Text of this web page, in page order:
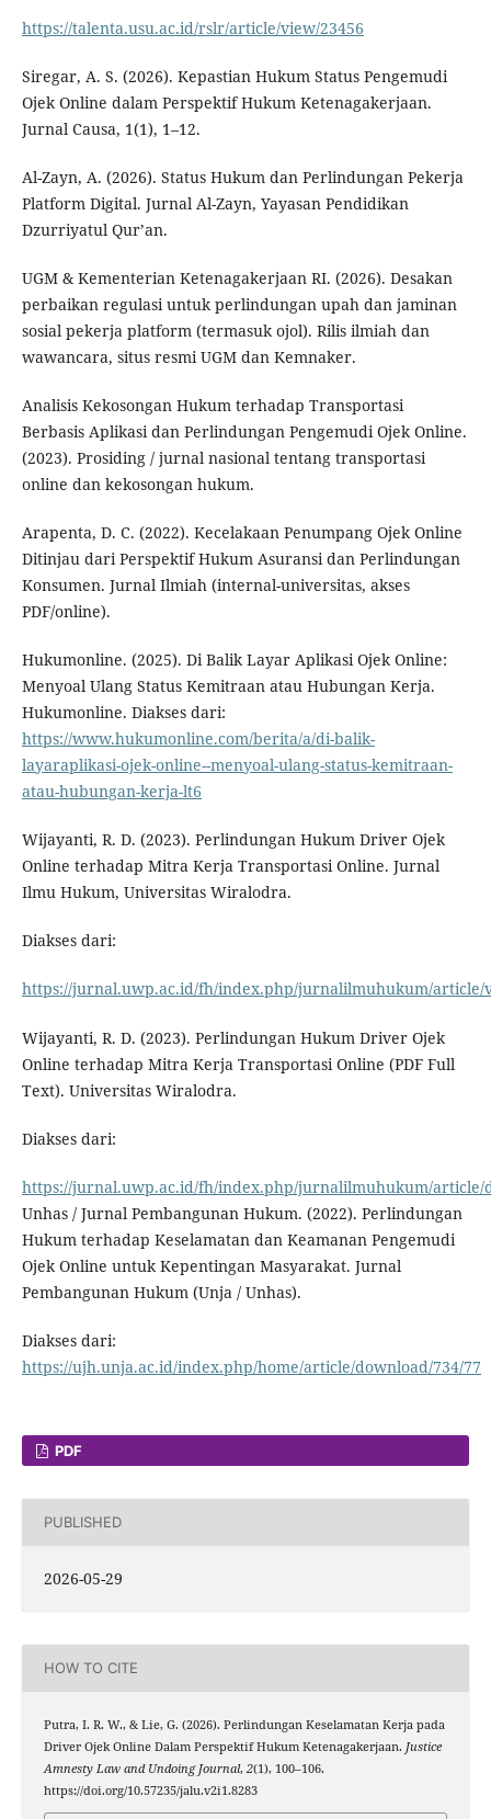
https://talenta.usu.ac.id/rslr/article/view/23456
Siregar, A. S. (2026). Kepastian Hukum Status Pengemudi
Ojek Online dalam Perspektif Hukum Ketenagakerjaan.
Jurnal Causa, 1(1), 1–12.
Al-Zayn, A. (2026). Status Hukum dan Perlindungan Pekerja
Platform Digital. Jurnal Al-Zayn, Yayasan Pendidikan
Dzurriyatul Qur’an.
UGM & Kementerian Ketenagakerjaan RI. (2026). Desakan
perbaikan regulasi untuk perlindungan upah dan jaminan
sosial pekerja platform (termasuk ojol). Rilis ilmiah dan
wawancara, situs resmi UGM dan Kemnaker.
Analisis Kekosongan Hukum terhadap Transportasi
Berbasis Aplikasi dan Perlindungan Pengemudi Ojek Online.
(2023). Prosiding / jurnal nasional tentang transportasi
online dan kekosongan hukum.
Arapenta, D. C. (2022). Kecelakaan Penumpang Ojek Online
Ditinjau dari Perspektif Hukum Asuransi dan Perlindungan
Konsumen. Jurnal Ilmiah (internal-universitas, akses
PDF/online).
Hukumonline. (2025). Di Balik Layar Aplikasi Ojek Online:
Menyoal Ulang Status Kemitraan atau Hubungan Kerja.
Hukumonline. Diakses dari:
https://www.hukumonline.com/berita/a/di-balik-
layaraplikasi-ojek-online--menyoal-ulang-status-kemitraan-
atau-hubungan-kerja-lt6
Wijayanti, R. D. (2023). Perlindungan Hukum Driver Ojek
Online terhadap Mitra Kerja Transportasi Online. Jurnal
Ilmu Hukum, Universitas Wiralodra.
Diakses dari:
https://jurnal.uwp.ac.id/fh/index.php/jurnalilmuhukum/article/
Wijayanti, R. D. (2023). Perlindungan Hukum Driver Ojek
Online terhadap Mitra Kerja Transportasi Online (PDF Full
Text). Universitas Wiralodra.
Diakses dari:
https://jurnal.uwp.ac.id/fh/index.php/jurnalilmuhukum/article/
Unhas / Jurnal Pembangunan Hukum. (2022). Perlindungan
Hukum terhadap Keselamatan dan Keamanan Pengemudi
Ojek Online untuk Kepentingan Masyarakat. Jurnal
Pembangunan Hukum (Unja / Unhas).
Diakses dari:
https://ujh.unja.ac.id/index.php/home/article/download/734/77
PDF
PUBLISHED
2026-05-29
HOW TO CITE
Putra, I. R. W., & Lie, G. (2026). Perlindungan Keselamatan Kerja pada
Driver Ojek Online Dalam Perspektif Hukum Ketenagakerjaan. Justice
Amnesty Law and Undoing Journal, 2(1), 100–106.
https://doi.org/10.57235/jalu.v2i1.8283